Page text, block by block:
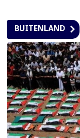
BUITENLAND